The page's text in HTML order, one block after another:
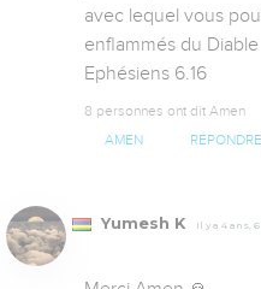
avec lequel vous
enflammés du Diable
Ephésiens 6.16
8 personnes ont dit Amen
AMEN RÉPONDRE
Yumesh K Il y a 4 ans,